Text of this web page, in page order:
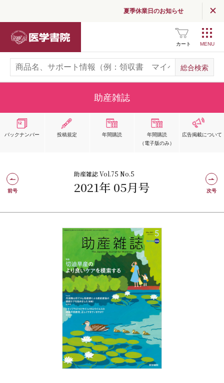
夏季休業日のお知らせ
カート
助産雑誌
バックナンバー 投稿規定 年間購読
年間購読
（電子版のみ）
広告掲載について
助産雑誌 Vol.75 No.5
2021年 05月号
前号 次号